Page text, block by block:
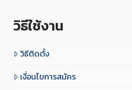
วิธีใช้งาน
วิธีติดตั้ง
เงื่อนไขการสมัคร